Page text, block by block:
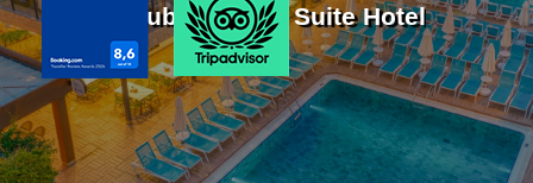
Hotel+Flight
Club Big Blue Suite Hotel